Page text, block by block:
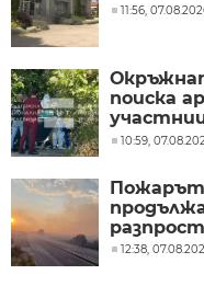
11:56,
поиска
10:59,
Пожарът
12:38,